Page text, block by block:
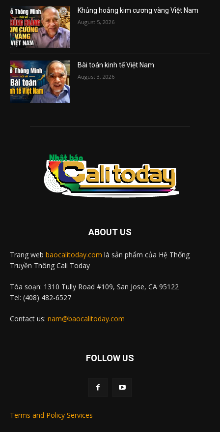
Khủng hoảng kim cương vàng Việt Nam
August 5, 2026
Bài toán kinh tế Việt Nam
August 3, 2026
ABOUT US
Trang web baocalitoday.com là sản phẩm của Hệ Thống
Truyền Thông Cali Today
Tòa soạn: 1310 Tully Road #109, San Jose, CA 95122
Tel: (408) 482-6527
Contact us: nam@baocalitoday.com
FOLLOW US
Terms and Policy Services